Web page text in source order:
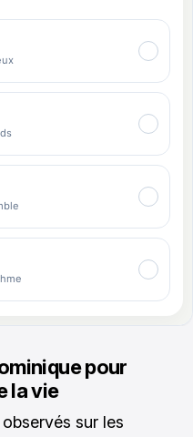
pour
la vie
sur les